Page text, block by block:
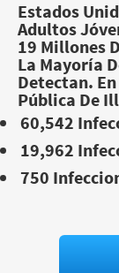
Estados
Adultos
19 Millones
La Mayoría
Detectan.
Pública De
60,542
19,962
750